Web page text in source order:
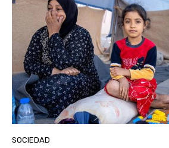
SOCIEDAD